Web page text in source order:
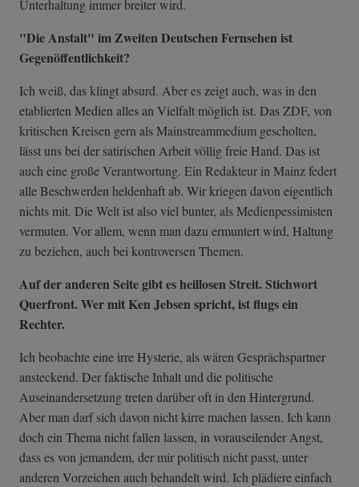
Unterhaltung immer breiter wird.
"Die Anstalt" im Zweiten Deutschen Fernsehen ist
Gegenöffentlichkeit?
Ich weiß, das klingt absurd. Aber es zeigt auch, was in den
etablierten Medien alles an Vielfalt möglich ist. Das ZDF, von
kritischen Kreisen gern als Mainstreammedium gescholten,
lässt uns bei der satirischen Arbeit völlig freie Hand. Das ist
auch eine große Verantwortung. Ein Redakteur in Mainz federt
alle Beschwerden heldenhaft ab. Wir kriegen davon eigentlich
nichts mit. Die Welt ist also viel bunter, als Medienpessimisten
vermuten. Vor allem, wenn man dazu ermuntert wird, Haltung
zu beziehen, auch bei kontroversen Themen.
Auf der anderen Seite gibt es heillosen Streit. Stichwort
Querfront. Wer mit Ken Jebsen spricht, ist flugs ein
Rechter.
Ich beobachte eine irre Hysterie, als wären Gesprächspartner
ansteckend. Der faktische Inhalt und die politische
Auseinandersetzung treten darüber oft in den Hintergrund.
Aber man darf sich davon nicht kirre machen lassen. Ich kann
doch ein Thema nicht fallen lassen, in vorauseilender Angst,
dass es von jemandem, der mir politisch nicht passt, unter
anderen Vorzeichen auch behandelt wird. Ich plädiere einfach